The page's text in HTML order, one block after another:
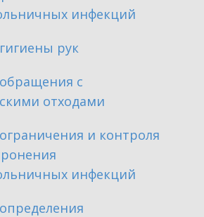
инфекций
рук
с
отходами
и контроля
инфекций